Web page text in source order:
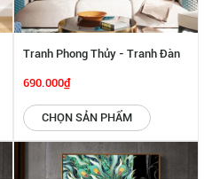
Tranh Phong Thủy - Tranh Đàn
Cá Bay Lượn SGP 442237
690.000₫
CHỌN SẢN PHẨM